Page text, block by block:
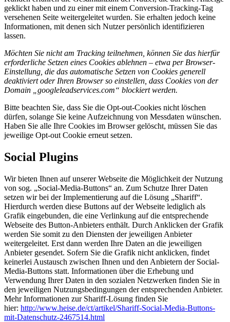
geklickt haben und zu einer mit einem Conversion-Tracking-Tag
versehenen Seite weitergeleitet wurden. Sie erhalten jedoch keine
Informationen, mit denen sich Nutzer persönlich identifizieren
lassen.
Möchten Sie nicht am Tracking teilnehmen, können Sie das hierfür
erforderliche Setzen eines Cookies ablehnen – etwa per Browser-
Einstellung, die das automatische Setzen von Cookies generell
deaktiviert oder Ihren Browser so einstellen, dass Cookies von der
Domain „googleleadservices.com“ blockiert werden.
Bitte beachten Sie, dass Sie die Opt-out-Cookies nicht löschen
dürfen, solange Sie keine Aufzeichnung von Messdaten wünschen.
Haben Sie alle Ihre Cookies im Browser gelöscht, müssen Sie das
jeweilige Opt-out Cookie erneut setzen.
Social Plugins
Wir bieten Ihnen auf unserer Webseite die Möglichkeit der Nutzung
von sog. „Social-Media-Buttons“ an. Zum Schutze Ihrer Daten
setzen wir bei der Implementierung auf die Lösung „Shariff“.
Hierdurch werden diese Buttons auf der Webseite lediglich als
Grafik eingebunden, die eine Verlinkung auf die entsprechende
Webseite des Button-Anbieters enthält. Durch Anklicken der Grafik
werden Sie somit zu den Diensten der jeweiligen Anbieter
weitergeleitet. Erst dann werden Ihre Daten an die jeweiligen
Anbieter gesendet. Sofern Sie die Grafik nicht anklicken, findet
keinerlei Austausch zwischen Ihnen und den Anbietern der Social-
Media-Buttons statt. Informationen über die Erhebung und
Verwendung Ihrer Daten in den sozialen Netzwerken finden Sie in
den jeweiligen Nutzungsbedingungen der entsprechenden Anbieter.
Mehr Informationen zur Shariff-Lösung finden Sie
hier: http://www.heise.de/ct/artikel/Shariff-Social-Media-Buttons-
mit-Datenschutz-2467514.html